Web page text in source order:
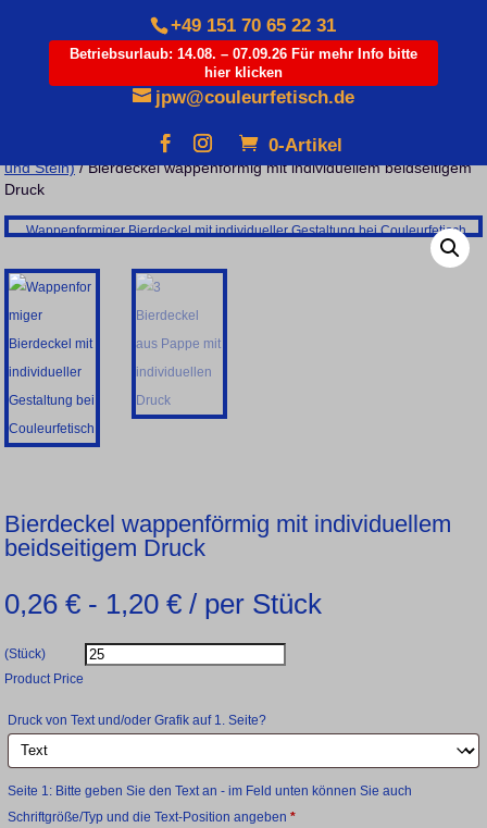
+49 151 70 65 22 31
Betriebsurlaub: 14.08. – 07.09.26 Für mehr Info bitte
hier klicken
jpw@couleurfetisch.de
0-Artikel
Products
Kneiptafel/ Bierdeckel & Untersetzer (aus Pappe
und Stein)/ Bierdeckel wappenförmig mit individuellem beidseitigem
Druck
Bierdeckel wappenförmig mit individuellem
beidseitigem Druck
0,26 € - 1,20 € / per Stück
(Stück)
Product Price
Druck von Text und/oder Grafik auf 1. Seite?
Seite 1: Bitte geben Sie den Text an - im Feld unten können Sie auch
Schriftgröße/Typ und die Text-Position angeben *